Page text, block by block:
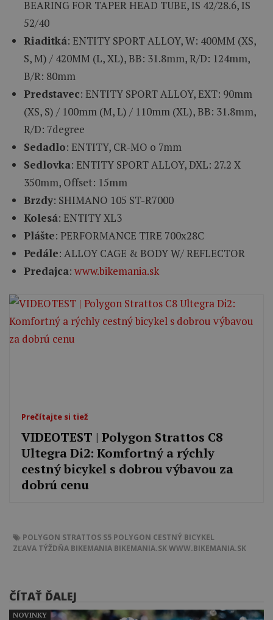
BEARING FOR TAPER HEAD TUBE, IS 42/28.6, IS
52/40
Riaditká: ENTITY SPORT ALLOY, W: 400MM (XS,
S, M) / 420MM (L, XL), BB: 31.8mm, R/D: 124mm,
B/R: 80mm
Predstavec: ENTITY SPORT ALLOY, EXT: 90mm
(XS, S) / 100mm (M, L) / 110mm (XL), BB: 31.8mm,
R/D: 7degree
Sedadlo: ENTITY, CR-MO o 7mm
Sedlovka: ENTITY SPORT ALLOY, DXL: 27.2 X
350mm, Offset: 15mm
Brzdy: SHIMANO 105 ST-R7000
Kolesá: ENTITY XL3
Plášte: PERFORMANCE TIRE 700x28C
Pedále: ALLOY CAGE & BODY W/ REFLECTOR
Predajca: www.bikemania.sk
Prečítajte si tiež
VIDEOTEST | Polygon Strattos C8
Ultegra Di2: Komfortný a rýchly
cestný bicykel s dobrou výbavou za
dobrú cenu
POLYGON STRATTOS S5 POLYGON CESTNÝ BICYKEL
ZĽAVA TÝŽDŇA BIKEMANIA BIKEMANIA.SKWWW.BIKEMANIA.SK
ČÍTAŤ ĎALEJ
NOVINKY